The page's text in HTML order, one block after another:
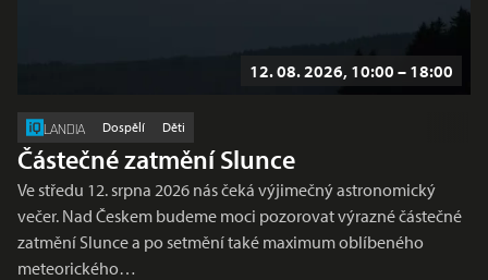
12. 08. 2026, 10:00 – 18:00
LANDIA Dospělí Děti
Částečné zatmění Slunce
Ve středu 12. srpna 2026 nás čeká výjimečný astronomický
večer. Nad Českem budeme moci pozorovat výrazné částečné
zatmění Slunce a po setmění také maximum oblíbeného
meteorického…